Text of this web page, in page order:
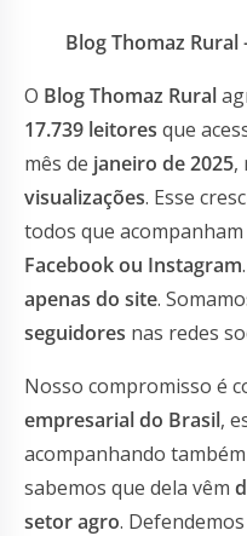
Blog Thomaz
O Blog Thomaz Rural
17.739 leitores que
mês de janeiro de 2025,
visualizações. Esse
todos que
Facebook ou Instagram
apenas do site.
seguidores nas redes
Nosso compromisso é
empresarial do Brasil,
acompanhando
sabemos que dela vêm
setor agro.